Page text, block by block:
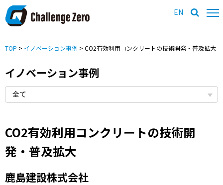
EN
TOP > イノベーション事例 > CO2有効利用コンクリートの技術開発・普及拡大
イノベーション事例
CO2有効利用コンクリートの技術開
発・普及拡大
鹿島建設株式会社